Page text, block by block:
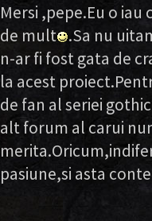
Mersi ,pepe.Eu o
de mult .Sa nu
n-ar fi fost gata de
la acest
de fan al seriei
alt forum al carui
pasiune,si asta